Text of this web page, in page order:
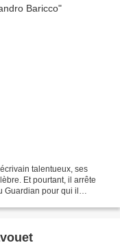
talentueux, ses
Et pourtant, il arrête
Guardian pour qui il